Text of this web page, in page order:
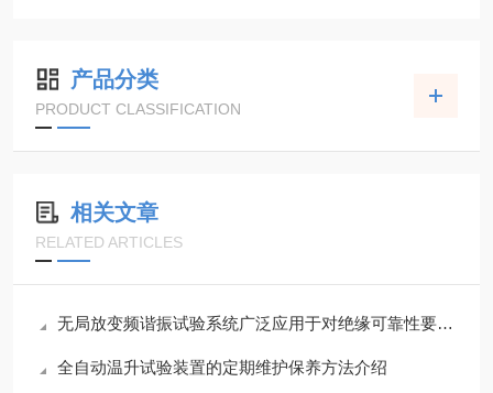
产品分类
PRODUCT CLASSIFICATION
相关文章
RELATED ARTICLES
无局放变频谐振试验系统广泛应用于对绝缘可靠性要求高的关键领域
全自动温升试验装置的定期维护保养方法介绍